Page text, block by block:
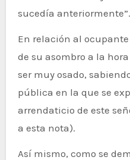
sucedía anteriormente”.
En relación al
de su asombro a la
ser muy osado,
pública en la que se
arrendaticio de este
a esta nota).
Así mismo, como se